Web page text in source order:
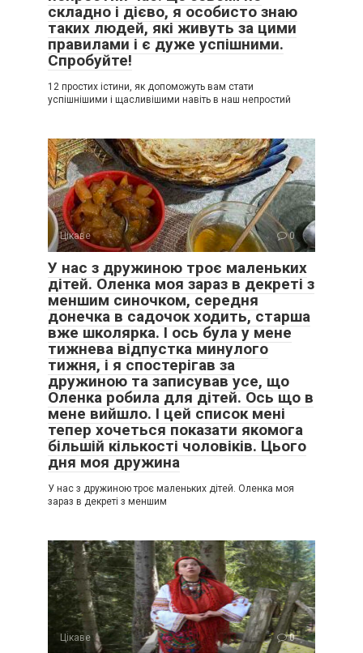
складно і дієво, я особисто знаю
таких людей, які живуть за цими
правилами і є дуже успішними.
Спробуйте!
12 простих істини, як допоможуть вам стати
успішнішими і щасливішими навіть в наш непростий
Цікаве 0
У нас з дружиною троє маленьких
дітей. Оленка моя зараз в декреті з
меншим синочком, середня
донечка в садочок ходить, старша
вже школярка. І ось була у мене
тижнева відпустка минулого
тижня, і я спостерігав за
дружиною та записував усе, що
Оленка робила для дітей. Ось що в
мене вийшло. І цей список мені
тепер хочеться показати якомога
більшій кількості чоловіків. Цього
дня моя дружина
У нас з дружиною троє маленьких дітей. Оленка моя
зараз в декреті з меншим
Цікаве 0